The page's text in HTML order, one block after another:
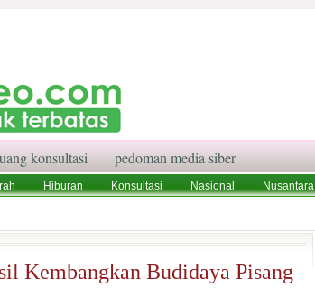
konsultasi pedoman media siber
Hiburan Konsultasi Nasional Nusantara
Kembangkan Budidaya Pisang